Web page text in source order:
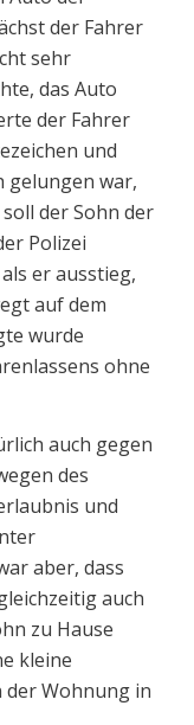
der Fahrer
sehr
das Auto
der Fahrer
und
gelungen war,
der Sohn der
Polizei
er ausstieg,
auf dem
wurde
ohne
auch gegen
des
und
aber, dass
auch
zu Hause
kleine
der Wohnung in